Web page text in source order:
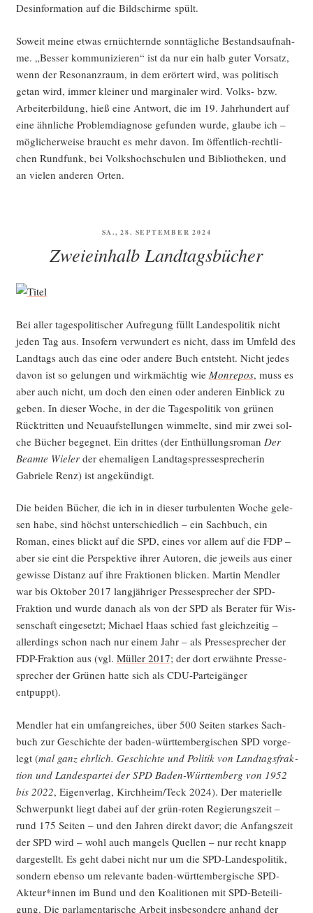
Des­in­for­ma­ti­on auf die Bild­schir­me spült.
Soweit mei­ne etwas ernüch­tern­de sonn­täg­li­che Bestands­auf­nah­
me. „Bes­ser kom­mu­ni­zie­ren“ ist da nur ein halb guter Vor­satz,
wenn der Reso­nanz­raum, in dem erör­tert wird, was poli­tisch
getan wird, immer klei­ner und mar­gi­na­ler wird. Volks- bzw.
Arbei­ter­bil­dung, hieß eine Ant­wort, die im 19. Jahr­hun­dert auf
eine ähn­li­che Pro­blem­dia­gno­se gefun­den wur­de, glau­be ich –
mög­li­cher­wei­se braucht es mehr davon. Im öffent­lich-recht­li­
chen Rund­funk, bei Volks­hoch­schu­len und Biblio­the­ken, und
an vie­len ande­ren Orten.
VERÖFFENTLICHT
SA., 28. SEPTEMBER 2024
Zweieinhalb Landtagsbücher
Bei aller tages­po­li­ti­scher Auf­re­gung füllt Lan­des­po­li­tik nicht
jeden Tag aus. Inso­fern ver­wun­dert es nicht, dass im Umfeld des
Land­tags auch das eine oder ande­re Buch ent­steht. Nicht jedes
davon ist so gelun­gen und wirk­mäch­tig wie Mon­r­epos, muss es
aber auch nicht, um doch den einen oder ande­ren Ein­blick zu
geben. In die­ser Woche, in der die Tages­po­li­tik von grü­nen
Rück­trit­ten und Neu­auf­stel­lun­gen wim­mel­te, sind mir zwei sol­
che Bücher begeg­net. Ein drit­tes (der Ent­hül­lungs­ro­man Der
Beam­te Wie­lerder ehe­ma­li­gen Land­tags­pres­se­spre­che­rin
Gabrie­le Renz) ist angekündigt.
Die bei­den Bücher, die ich in in die­ser tur­bu­len­ten Woche gele­
sen habe, sind höchst unter­schied­lich – ein Sach­buch, ein
Roman, eines blickt auf die SPD, eines vor allem auf die FDP –
aber sie eint die Per­spek­ti­ve ihrer Autoren, die jeweils aus einer
gewis­se Distanz auf ihre Frak­tio­nen bli­cken. Mar­tin Mend­ler
war bis Okto­ber 2017 lang­jäh­ri­ger Pres­se­spre­cher der SPD-
Frak­ti­on und wur­de danach als von der SPD als Bera­ter für Wis­
sen­schaft ein­ge­setzt; Micha­el Haas schied fast gleich­zei­tig –
aller­dings schon nach nur einem Jahr – als Pres­se­spre­cher der
FDP-Frak­ti­on aus (vgl. Mül­ler 2017; der dort erwähn­te Pres­se­
spre­cher der Grü­nen hat­te sich als CDU-Par­tei­gän­ger
entpuppt).
Mend­ler hat ein umfang­rei­ches, über 500 Sei­ten star­kes Sach­
buch zur Geschich­te der baden-würt­tem­ber­gi­schen SPD vor­ge­
legt (mal ganz ehr­lich. Geschich­te und Poli­tik von Land­tags­frak­
ti­on und Lan­des­par­tei der SPD Baden-Würt­tem­berg von 1952
bis 2022, Eigen­ver­lag, Kirchheim/Teck 2024). Der mate­ri­el­le
Schwer­punkt liegt dabei auf der grün-roten Regie­rungs­zeit –
rund 175 Sei­ten – und den Jah­ren direkt davor; die Anfangs­zeit
der SPD wird – wohl auch man­gels Quel­len – nur recht knapp
dar­ge­stellt. Es geht dabei nicht nur um die SPD-Lan­des­po­li­tik,
son­dern eben­so um rele­van­te baden-würt­tem­ber­gi­sche SPD-
Akteur*innen im Bund und den Koali­tio­nen mit SPD-Betei­li­
gung. Die par­la­men­ta­ri­sche Arbeit ins­be­son­de­re anhand der